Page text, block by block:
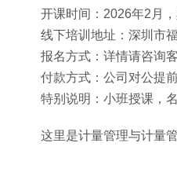
开课时间：2026年2月
线下培训地址：深圳市
报名方式：详情请咨询
付款方式：公司对公提
特别说明：小班授课，
这里是计量管理与计量